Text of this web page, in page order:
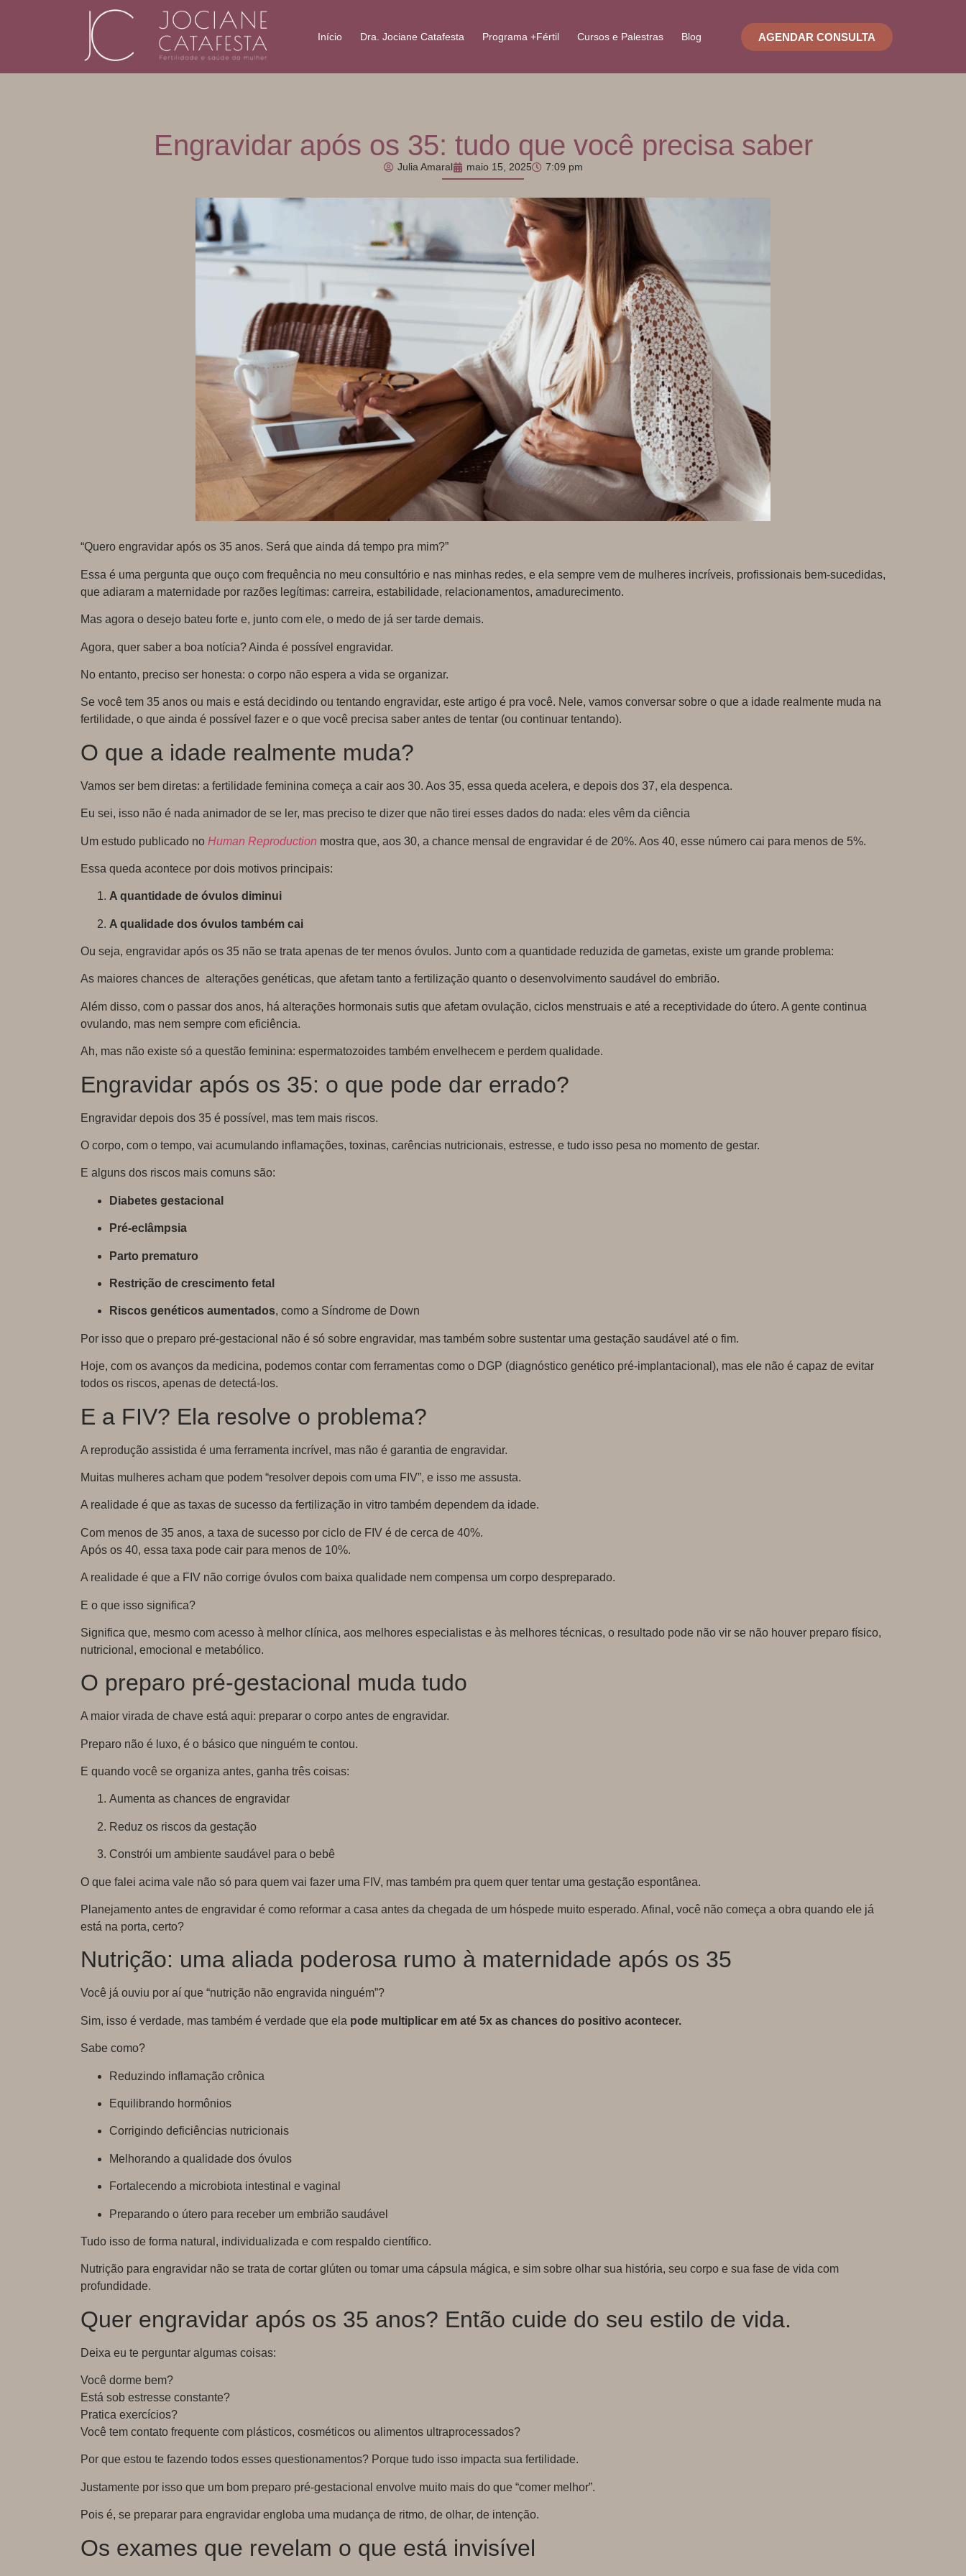
Início Dra. Jociane Catafesta Programa +Fértil Cursos e Palestras Blog AGENDAR CONSULTA
Engravidar após os 35: tudo que você precisa saber
Julia Amaral maio 15, 2025 7:09 pm
“Quero engravidar após os 35 anos. Será que ainda dá tempo pra mim?”
Essa é uma pergunta que ouço com frequência no meu consultório e nas minhas redes, e ela sempre vem de mulheres incríveis, profissionais bem-sucedidas,
que adiaram a maternidade por razões legítimas: carreira, estabilidade, relacionamentos, amadurecimento.
Mas agora o desejo bateu forte e, junto com ele, o medo de já ser tarde demais.
Agora, quer saber a boa notícia? Ainda é possível engravidar.
No entanto, preciso ser honesta: o corpo não espera a vida se organizar.
Se você tem 35 anos ou mais e está decidindo ou tentando engravidar, este artigo é pra você. Nele, vamos conversar sobre o que a idade realmente muda na
fertilidade, o que ainda é possível fazer e o que você precisa saber antes de tentar (ou continuar tentando).
O que a idade realmente muda?
Vamos ser bem diretas: a fertilidade feminina começa a cair aos 30. Aos 35, essa queda acelera, e depois dos 37, ela despenca.
Eu sei, isso não é nada animador de se ler, mas preciso te dizer que não tirei esses dados do nada: eles vêm da ciência
Um estudo publicado no Human Reproduction mostra que, aos 30, a chance mensal de engravidar é de 20%. Aos 40, esse número cai para menos de 5%.
Essa queda acontece por dois motivos principais:
A quantidade de óvulos diminui
A qualidade dos óvulos também cai
Ou seja, engravidar após os 35 não se trata apenas de ter menos óvulos. Junto com a quantidade reduzida de gametas, existe um grande problema:
As maiores chances de alterações genéticas, que afetam tanto a fertilização quanto o desenvolvimento saudável do embrião.
Além disso, com o passar dos anos, há alterações hormonais sutis que afetam ovulação, ciclos menstruais e até a receptividade do útero. A gente continua
ovulando, mas nem sempre com eficiência.
Ah, mas não existe só a questão feminina: espermatozoides também envelhecem e perdem qualidade.
Engravidar após os 35: o que pode dar errado?
Engravidar depois dos 35 é possível, mas tem mais riscos.
O corpo, com o tempo, vai acumulando inflamações, toxinas, carências nutricionais, estresse, e tudo isso pesa no momento de gestar.
E alguns dos riscos mais comuns são:
Diabetes gestacional
Pré-eclâmpsia
Parto prematuro
Restrição de crescimento fetal
Riscos genéticos aumentados, como a Síndrome de Down
Por isso que o preparo pré-gestacional não é só sobre engravidar, mas também sobre sustentar uma gestação saudável até o fim.
Hoje, com os avanços da medicina, podemos contar com ferramentas como o DGP (diagnóstico genético pré-implantacional), mas ele não é capaz de evitar
todos os riscos, apenas de detectá-los.
E a FIV? Ela resolve o problema?
A reprodução assistida é uma ferramenta incrível, mas não é garantia de engravidar.
Muitas mulheres acham que podem “resolver depois com uma FIV”, e isso me assusta.
A realidade é que as taxas de sucesso da fertilização in vitro também dependem da idade.
Com menos de 35 anos, a taxa de sucesso por ciclo de FIV é de cerca de 40%.
Após os 40, essa taxa pode cair para menos de 10%.
A realidade é que a FIV não corrige óvulos com baixa qualidade nem compensa um corpo despreparado.
E o que isso significa?
Significa que, mesmo com acesso à melhor clínica, aos melhores especialistas e às melhores técnicas, o resultado pode não vir se não houver preparo físico,
nutricional, emocional e metabólico.
O preparo pré-gestacional muda tudo
A maior virada de chave está aqui: preparar o corpo antes de engravidar.
Preparo não é luxo, é o básico que ninguém te contou.
E quando você se organiza antes, ganha três coisas:
Aumenta as chances de engravidar
Reduz os riscos da gestação
Constrói um ambiente saudável para o bebê
O que falei acima vale não só para quem vai fazer uma FIV, mas também pra quem quer tentar uma gestação espontânea.
Planejamento antes de engravidar é como reformar a casa antes da chegada de um hóspede muito esperado. Afinal, você não começa a obra quando ele já
está na porta, certo?
Nutrição: uma aliada poderosa rumo à maternidade após os 35
Você já ouviu por aí que “nutrição não engravida ninguém”?
Sim, isso é verdade, mas também é verdade que ela pode multiplicar em até 5x as chances do positivo acontecer.
Sabe como?
Reduzindo inflamação crônica
Equilibrando hormônios
Corrigindo deficiências nutricionais
Melhorando a qualidade dos óvulos
Fortalecendo a microbiota intestinal e vaginal
Preparando o útero para receber um embrião saudável
Tudo isso de forma natural, individualizada e com respaldo científico.
Nutrição para engravidar não se trata de cortar glúten ou tomar uma cápsula mágica, e sim sobre olhar sua história, seu corpo e sua fase de vida com
profundidade.
Quer engravidar após os 35 anos? Então cuide do seu estilo de vida.
Deixa eu te perguntar algumas coisas:
Você dorme bem?
Está sob estresse constante?
Pratica exercícios?
Você tem contato frequente com plásticos, cosméticos ou alimentos ultraprocessados?
Por que estou te fazendo todos esses questionamentos? Porque tudo isso impacta sua fertilidade.
Justamente por isso que um bom preparo pré-gestacional envolve muito mais do que “comer melhor”.
Pois é, se preparar para engravidar engloba uma mudança de ritmo, de olhar, de intenção.
Os exames que revelam o que está invisível